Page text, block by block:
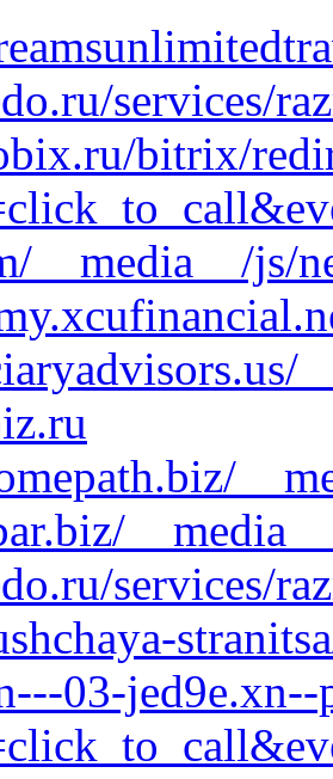
services/
bitrix/
__media__/js/
services/
03-